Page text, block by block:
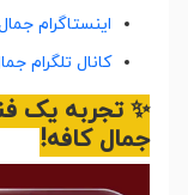
اینستاگرام
کانال تلگرام
✨ تجربه یک
جمال کافه!